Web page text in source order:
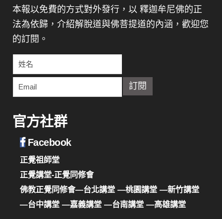
本報以免費的方式對外發行，以 釋迦牟尼佛的正
法為依歸，介紹解脫道與佛菩提道的內涵，歡迎您
的訂閱。
官方社群
Facebook
正覺祖師堂
正覺講堂-正覺同修會
佛教正覺同修會—台北講堂 —桃園講堂 —新竹講堂
—台中講堂 —嘉義講堂 —台南講堂 —高雄講堂